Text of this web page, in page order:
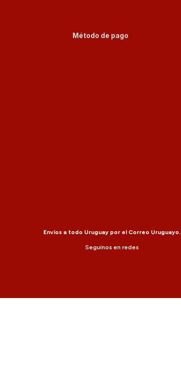
Método de pago
Envíos a todo Uruguay por el Correo Uruguayo.
Seguínos en redes